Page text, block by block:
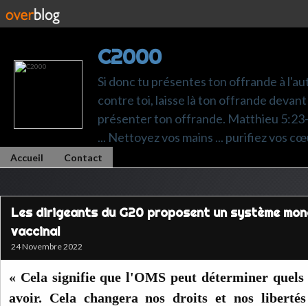
C2000
Si donc tu présentes ton offrande à
contre toi, laisse là ton offrande
présenter ton offrande. Matthieu 5:23-
... Nettoyez vos mains ... purifiez vos
Accueil Contact
Les dirigeants du G20 proposent un système
vaccinal
24 Novembre 2022
« Cela signifie que l'OMS peut déterminer quels
avoir. Cela changera nos droits et nos